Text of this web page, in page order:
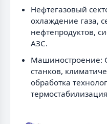
Нефтегазовый
охлаждение газа,
нефтепродуктов,
АЗС.
Машиностроение:
станков,
обработка